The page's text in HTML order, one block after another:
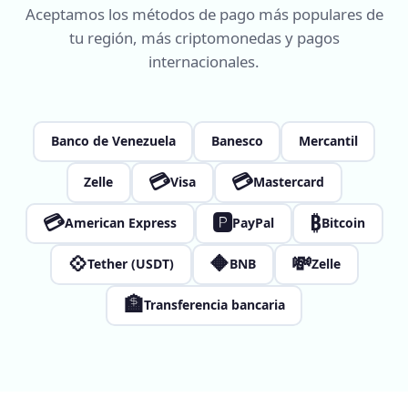
Aceptamos los métodos de pago más populares de
tu región, más criptomonedas y pagos
internacionales.
Banco de Venezuela Banesco Mercantil
Zelle 💳Visa 💳Mastercard
💳American Express 🅿PayPal ₿Bitcoin
💠Tether (USDT) 🔶BNB 💸Zelle
🏦Transferencia bancaria